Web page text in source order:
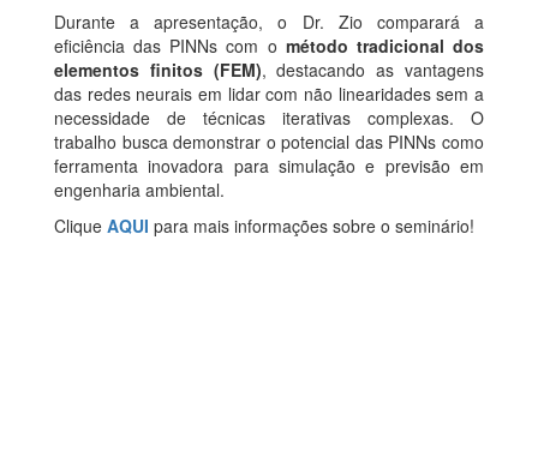
Durante a apresentação, o Dr. Zio comparará a
eficiência das PINNs com o método tradicional dos
elementos finitos (FEM), destacando as vantagens
das redes neurais em lidar com não linearidades sem a
necessidade de técnicas iterativas complexas. O
trabalho busca demonstrar o potencial das PINNs como
ferramenta inovadora para simulação e previsão em
engenharia ambiental.
Clique AQUI para mais informações sobre o seminário!